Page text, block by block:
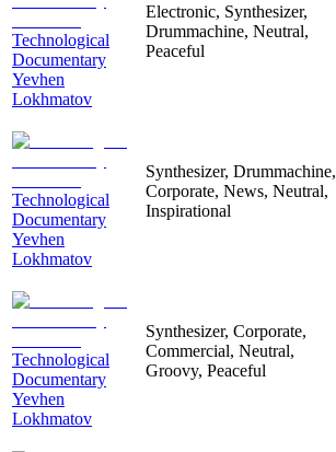
Technological
Documentary
Yevhen
Lokhmatov
Electronic, Synthesizer,
Drummachine, Neutral,
Peaceful
Technological
Documentary
Yevhen
Lokhmatov
Synthesizer, Drummachine,
Corporate, News, Neutral,
Inspirational
Technological
Documentary
Yevhen
Lokhmatov
Synthesizer, Corporate,
Commercial, Neutral,
Groovy, Peaceful